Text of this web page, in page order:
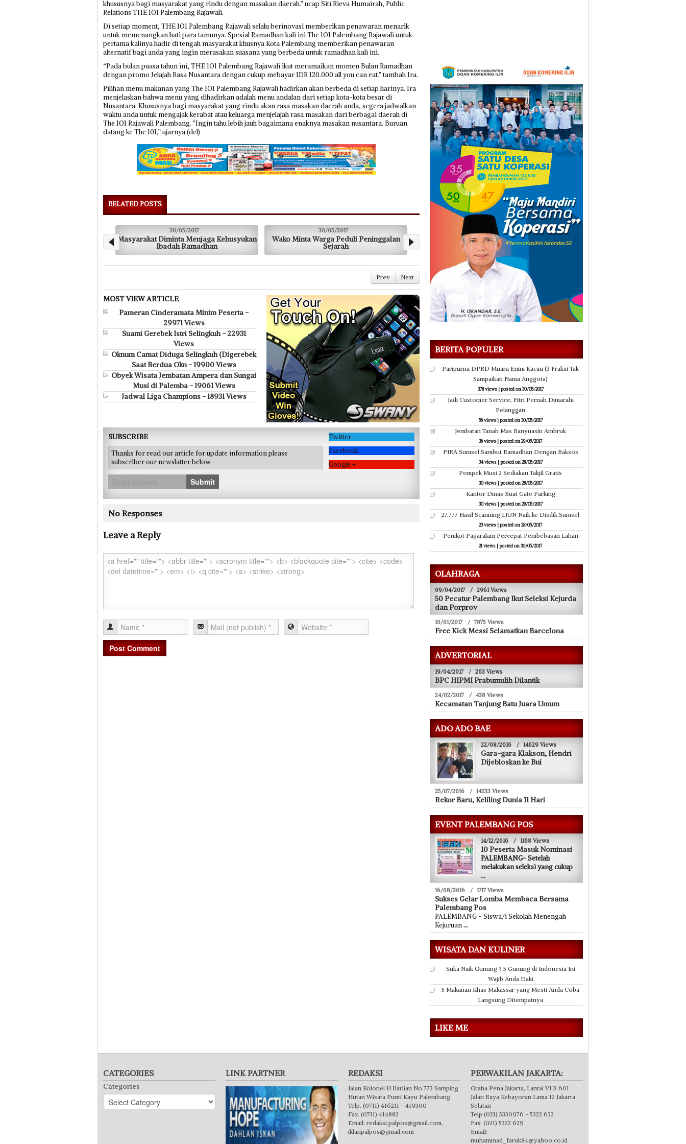
khususnya bagi masyarakat yang rindu dengan masakan daerah.” ucap Siti Rieva Humairah, Public
Relations THE 1O1 Palembang Rajawali.
Di setiap moment, THE 1O1 Palembang Rajawali selalu berinovasi memberikan penawaran menarik
untuk memenangkan hati para tamunya. Spesial Ramadhan kali ini The 1O1 Palembang Rajawali untuk
pertama kalinya hadir di tengah masyarakat khusnya Kota Palembang memberikan penawaran
alternatif bagi anda yang ingin merasakan suasana yang berbeda untuk ramadhan kali ini.
“Pada bulan puasa tahun ini, THE 1O1 Palembang Rajawali ikut meramaikan momen Bulan Ramadhan
dengan promo Jelajah Rasa Nusantara dengan cukup mebayar IDR 120.000 all you can eat.” tambah Ira.
Pilihan menu makanan yang The 1O1 Palembang Rajawali hadirkan akan berbeda di setiap harinya. Ira
menjelaskan bahwa menu yang dihadirkan adalah menu andalan dari setiap kota-kota besar di
Nusantara. Khususnya bagi masyarakat yang rindu akan rasa masakan daerah anda, segera jadwalkan
waktu anda untuk mengajak kerabat atau keluarga menjelajah rasa masakan dari berbagai daerah di
The 1O1 Rajawali Palembang. ”Ingin tahu lebih jauh bagaimana enaknya masakan nusantara. Buruan
datang ke The 101,” ujarnya.(del)
RELATED POSTS
Masyarakat Diminta Menjaga Kehusyukan
Ibadah Ramadhan
Wako Minta Warga Peduli Peninggalan
Sejarah
Jadi Customer Service, Fitri Pernah
Dimarahi Pelanggan
29/05/2017
Bagikan 500 Paket Sembako
Prev Next
MOST VIEW ARTICLE
Pameran Cinderamata Minim Peserta -
29971 Views
Suami Gerebek Istri Selingkuh - 22931
Views
Oknum Camat Diduga Selingkuh (Digerebek
Saat Berdua Okn - 19900 Views
Obyek Wisata Jembatan Ampera dan Sungai
Musi di Palemba - 19061 Views
Jadwal Liga Champions - 18931 Views
SUBSCRIBE
Thanks for read our article for update information please
subscriber our newslatter below
Submit
Twitter
Facebook
Google +
No Responses
Leave a Reply
BERITA POPULER
Paripurna DPRD Muara Enim Kacau (3 Fraksi Tak
Sampaikan Nama Anggota)
378 views|posted on 30/05/2017
Jadi Customer Service, Fitri Pernah Dimarahi
Pelanggan
56 views|posted on 30/05/2017
Jembatan Tanah Mas Banyuasin Ambruk
36 views |posted on 29/05/2017
PIRA Sumsel Sambut Ramadhan Dengan Baksos
34 views|posted on 28/05/2017
Pempek Musi 2 Sediakan Takjil Gratis
30 views|posted on 28/05/2017
Kantor Dinas Buat Gate Parking
30 views|posted on 29/05/2017
27.777 Hasil Scanning LJUN Naik ke Disdik Sumsel
23 views |posted on 28/05/2017
Pemkot Pagaralam Percepat Pembebasan Lahan
21 views |posted on 30/05/2017
OLAHRAGA
09/04/2017 / 2961 Views
50 Pecatur Palembang Ikut Seleksi Kejurda
dan Porprov
10/01/2017 / 7875 Views
Free Kick Messi Selamatkan Barcelona
ADVERTORIAL
19/04/2017 / 263 Views
BPC HIPMI Prabumulih Dilantik
24/02/2017 / 438 Views
Kecamatan Tanjung Batu Juara Umum
ADO ADO BAE
22/08/2016 / 14629 Views
Gara-gara Klakson, Hendri
Dijebloskan ke Bui
25/07/2016 / 14233 Views
Rekor Baru, Keliling Dunia 11 Hari
EVENT PALEMBANG POS
14/12/2016 / 1168 Views
10 Peserta Masuk Nominasi
PALEMBANG- Setelah
melakukan seleksi yang cukup
...
16/08/2016 / 1717 Views
Sukses Gelar Lomba Membaca Bersama
Palembang Pos
PALEMBANG - Siswa/i Sekolah Menengah
Kejuruan...
WISATA DAN KULINER
Suka Naik Gunung ? 5 Gunung di Indonesia Ini
Wajib Anda Daki
5 Makanan Khas Makassar yang Mesti Anda Coba
Langsung Ditempatnya
LIKE ME
CATEGORIES
Categories
LINK PARTNER REDAKSI
Jalan Kolonel H Barlian No.773 Samping
Hutan Wisata Punti Kayu Palembang
Telp. (0711) 416211 - 419300
Fax. (0711) 414882
Email: redaksi.palpos@gmail.com,
iklanpalpos@gmail.com
PERWAKILAN JAKARTA:
Graha Pena Jakarta, Lantai VI R 601
Jalan Raya Kebayoran Lama 12 Jakarta
Selatan
Telp (021) 5330976 - 5322 632
Fax. (021) 5322 629
Email:
muhammad_faruk84@yahoo.co.id